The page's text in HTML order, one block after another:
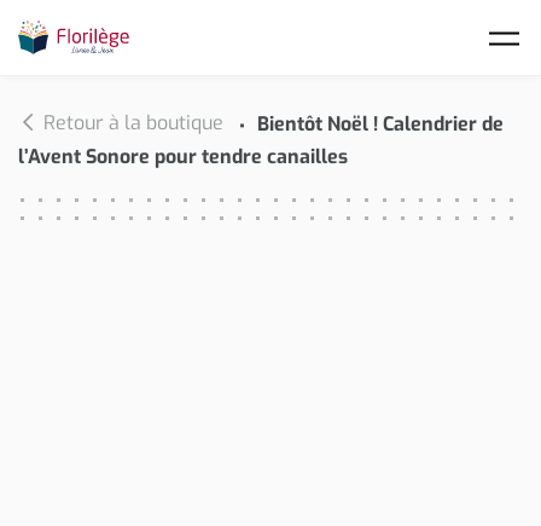
Retour à la boutique
Bientôt Noël ! Calendrier de
l’Avent Sonore pour tendre canailles